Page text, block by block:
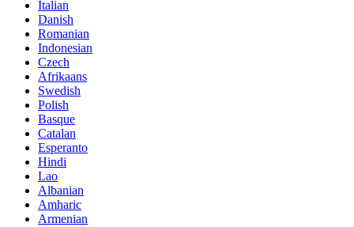
Italian
Danish
Romanian
Indonesian
Czech
Afrikaans
Swedish
Polish
Basque
Catalan
Esperanto
Hindi
Lao
Albanian
Amharic
Armenian